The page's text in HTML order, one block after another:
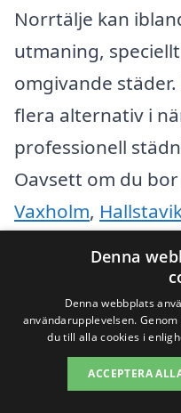
Norrtälje kan
utmaning,
omgivande
flera alternativ i
professionell
Oavsett om du bor
Vaxholm,
eller Björkö, så
till erfarna
med dina
När du letar efter
eller dess
Denna
Denna webbplats
användarupplevelsen.
du till alla cookies i
ACCEPTERA